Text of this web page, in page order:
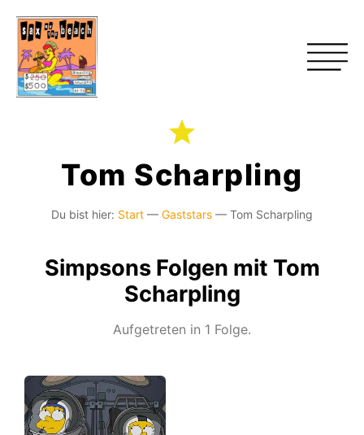
Tom Scharpling
Du bist hier: Start — Gaststars — Tom Scharpling
Simpsons Folgen mit Tom
Scharpling
Aufgetreten in 1 Folge.